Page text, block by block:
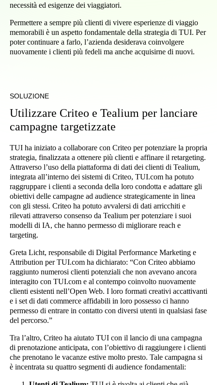
necessità ed esigenze dei viaggiatori.
Permettere a sempre più clienti di vivere esperienze di viaggio
memorabili è un aspetto fondamentale della strategia di TUI. Per
poter continuare a farlo, l’azienda desiderava coinvolgere
nuovamente i clienti più fedeli ma anche acquisirne di nuovi.
SOLUZIONE
Utilizzare Criteo e Tealium per lanciare
campagne targetizzate
TUI ha iniziato a collaborare con Criteo per potenziare la propria
strategia, finalizzata a ottenere più clienti e affinare il retargeting.
Attraverso l’uso della piattaforma di dati dei clienti di Tealium,
integrata all’interno dei sistemi di Criteo, TUI.com ha potuto
raggruppare i clienti a seconda della loro condotta e adattare gli
obiettivi delle campagne ad audience strategicamente in linea
con gli stessi. Criteo ha potuto avvalersi di dati arricchiti e
rilevati attraverso consenso da Tealium per potenziare i suoi
modelli di IA, che hanno permesso di migliorare reach e
targeting.
Greta Licht, responsabile di Digital Performance Marketing e
Attribution per TUI.com ha dichiarato: “Con Criteo abbiamo
raggiunto numerosi clienti potenziali che non avevano ancora
interagito con TUI.com e al contempo coinvolto nuovamente
clienti esistenti nell’Open Web. I loro formati creativi accattivanti
e i set di dati commerce affidabili in loro possesso ci hanno
permesso di entrare in contatto con diversi utenti in qualsiasi fase
del percorso.”
Tra l’altro, Criteo ha aiutato TUI con il lancio di una campagna
di prenotazione anticipata, con l’obiettivo di raggiungere i clienti
che prenotano le vacanze estive molto presto. Tale campagna si
è incentrata su quattro segmenti di audience fondamentali: